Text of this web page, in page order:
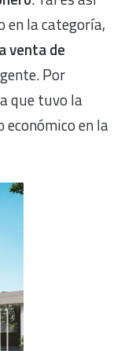
en la categoría,
venta de
Por
que tuvo la
económico en la